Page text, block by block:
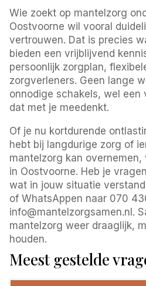
Wie zoekt op mantelzorg
Oostvoorne wil vooral
vertrouwen. Dat is precies
bieden een vrijblijvend
persoonlijk zorgplan,
zorgverleners. Geen lange
onnodige schakels, wel een
dat met je meedenkt.
Of je nu kortdurende
hebt bij langdurige zorg of
mantelzorg kan
in Oostvoorne. Heb je
wat in jouw situatie
of WhatsAppen naar 070
info@mantelzorgsamen.nl.
mantelzorg weer draaglijk,
houden.
Meest gestelde